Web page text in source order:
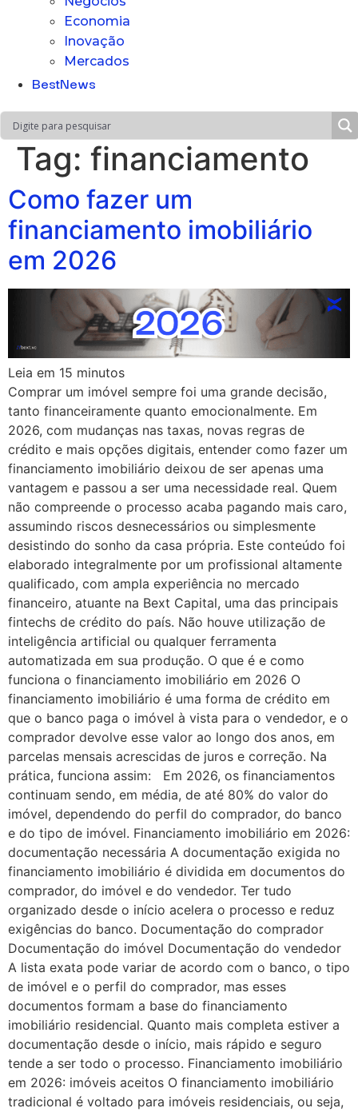
Economia
Inovação
Mercados
BestNews
Tag: financiamento
Como fazer um
financiamento imobiliário
em 2026
Leia em 15 minutos
Comprar um imóvel sempre foi uma grande decisão,
tanto financeiramente quanto emocionalmente. Em
2026, com mudanças nas taxas, novas regras de
crédito e mais opções digitais, entender como fazer um
financiamento imobiliário deixou de ser apenas uma
vantagem e passou a ser uma necessidade real. Quem
não compreende o processo acaba pagando mais caro,
assumindo riscos desnecessários ou simplesmente
desistindo do sonho da casa própria. Este conteúdo foi
elaborado integralmente por um profissional altamente
qualificado, com ampla experiência no mercado
financeiro, atuante na Bext Capital, uma das principais
fintechs de crédito do país. Não houve utilização de
inteligência artificial ou qualquer ferramenta
automatizada em sua produção. O que é e como
funciona o financiamento imobiliário em 2026 O
financiamento imobiliário é uma forma de crédito em
que o banco paga o imóvel à vista para o vendedor, e o
comprador devolve esse valor ao longo dos anos, em
parcelas mensais acrescidas de juros e correção. Na
prática, funciona assim: Em 2026, os financiamentos
continuam sendo, em média, de até 80% do valor do
imóvel, dependendo do perfil do comprador, do banco
e do tipo de imóvel. Financiamento imobiliário em 2026:
documentação necessária A documentação exigida no
financiamento imobiliário é dividida em documentos do
comprador, do imóvel e do vendedor. Ter tudo
organizado desde o início acelera o processo e reduz
exigências do banco. Documentação do comprador
Documentação do imóvel Documentação do vendedor
A lista exata pode variar de acordo com o banco, o tipo
de imóvel e o perfil do comprador, mas esses
documentos formam a base do financiamento
imobiliário residencial. Quanto mais completa estiver a
documentação desde o início, mais rápido e seguro
tende a ser todo o processo. Financiamento imobiliário
em 2026: imóveis aceitos O financiamento imobiliário
tradicional é voltado para imóveis residenciais, ou seja,